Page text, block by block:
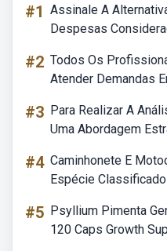
#1 Assinale A
Despesas
#2 Todos Os
Atender Demandas
#3 Para Realizar A
Uma Abordagem
#4 Caminhonete E
Espécie
#5 Psyllium Pimenta
120 Caps Growth